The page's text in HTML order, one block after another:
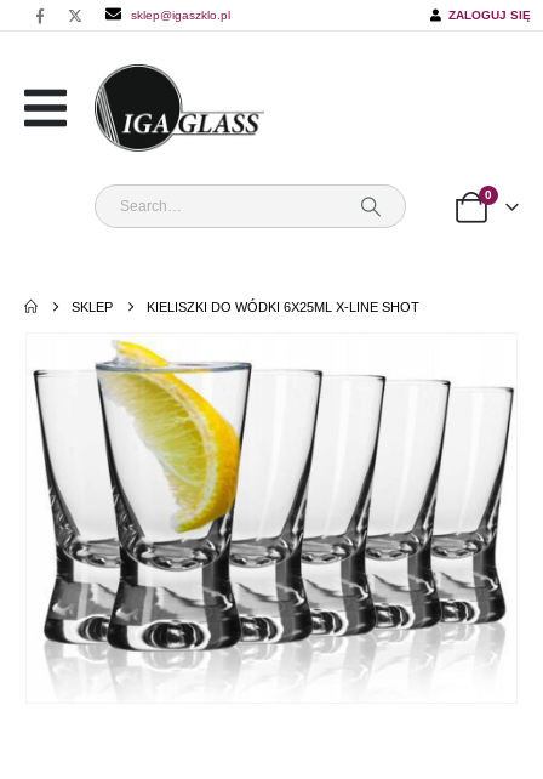
sklep@igaszklo.pl ZALOGUJ SIĘ
0
SKLEP KIELISZKI DO WÓDKI 6X25ML X-LINE SHOT